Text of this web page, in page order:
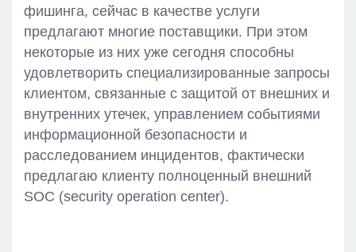
фишинга, сейчас в качестве услуги
предлагают многие поставщики. При этом
некоторые из них уже сегодня способны
удовлетворить специализированные запросы
клиентом, связанные с защитой от внешних и
внутренних утечек, управлением событиями
информационной безопасности и
расследованием инцидентов, фактически
предлагаю клиенту полноценный внешний
SOC (security operation center).